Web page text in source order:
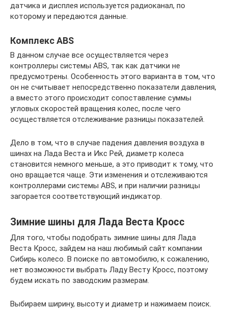
датчика и дисплея используется радиоканал, по
которому и передаются данные.
Комплекс ABS
В данном случае все осуществляется через
контроллеры системы ABS, так как датчики не
предусмотрены. Особенность этого варианта в том, что
он не считывает непосредственно показатели давления,
а вместо этого происходит сопоставление суммы
угловых скоростей вращения колес, после чего
осуществляется отслеживание разницы показателей.
Дело в том, что в случае падения давления воздуха в
шинах на Лада Веста и Икс Рей, диаметр колеса
становится немного меньше, а это приводит к тому, что
оно вращается чаще. Эти изменения и отслеживаются
контроллерами системы ABS, и при наличии разницы
загорается соответствующий индикатор.
Зимние шины для Лада Веста Кросс
Для того, чтобы подобрать зимние шины для Лада
Веста Кросс, зайдем на наш любимый сайт компании
Сибирь колесо. В поиске по автомобилю, к сожалению,
нет возможности выбрать Ладу Весту Кросс, поэтому
будем искать по заводским размерам.
Выбираем ширину, высоту и диаметр и нажимаем поиск.